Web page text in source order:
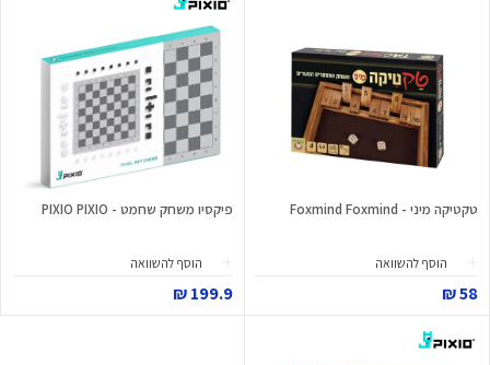
טקטיקה מיני - Foxmind Foxmind
הוסף להשוואה
58 ₪
פיקסיו משחק שחמט - PIXIO PIXIO
הוסף להשוואה
199.9 ₪